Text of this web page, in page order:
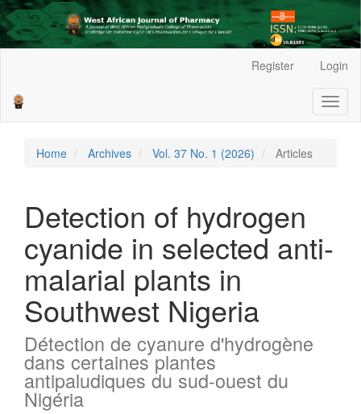
Sidebar
Register Login
Home Archives Vol. 37 No. 1 (2026) Articles
Detection of hydrogen
cyanide in selected anti-
malarial plants in
Southwest Nigeria
Détection de cyanure d'hydrogène
dans certaines plantes
antipaludiques du sud-ouest du
Nigéria